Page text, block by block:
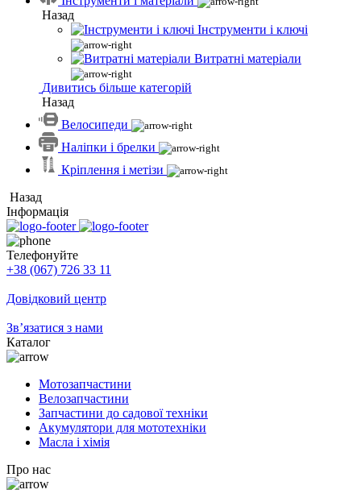
Назад
Інструменти і ключі
Витратні матеріали
Дивитись більше категорій
Назад
Велосипеди
Наліпки і брелки
Кріплення і метізи
Назад
Інформація
Телефонуйте
+38 (067) 726 33 11
Довідковий центр
Зв’язатися з нами
Каталог
Мотозапчастини
Велозапчастини
Запчастини до садової техніки
Акумулятори для мототехніки
Масла і хімія
Про нас